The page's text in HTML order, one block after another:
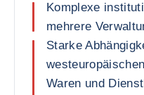
Komplexe
mehrere
Starke
Waren und